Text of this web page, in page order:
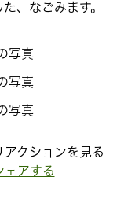
、なごみます。
アクションを見る
ェアする